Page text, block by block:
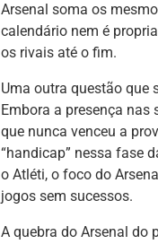
Arsenal soma os
calendário nem é
os rivais até o fim.
Uma outra questão que
Embora a presença
que nunca venceu a
“handicap” nessa fase
o Atléti, o foco do
jogos sem sucessos.
A quebra do Arsenal do